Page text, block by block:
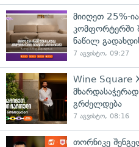
მიიღეთ 25%-
კომფორტერში
ნაწილ
7 აგვისტო, 09:27
Wine Square
მხარდასაჭერად
გრძელდება
7 აგვისტო, 08:16
თორნიკე